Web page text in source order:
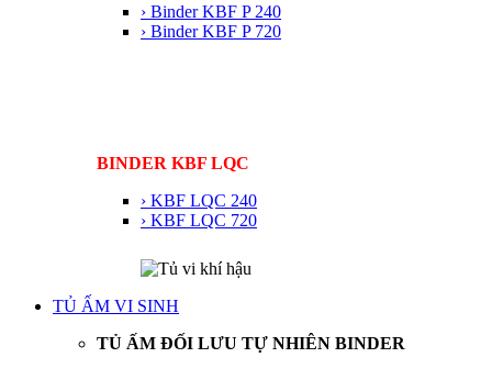
› Binder KBF P 240
› Binder KBF P 720
BINDER KBF LQC
› KBF LQC 240
› KBF LQC 720
TỦ ẤM VI SINH
TỦ ẤM ĐỐI LƯU TỰ NHIÊN BINDER